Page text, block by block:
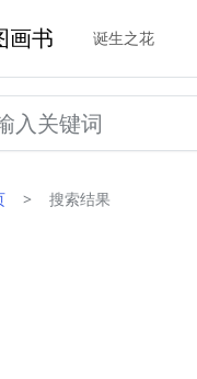
画书 诞生之花
搜索结果